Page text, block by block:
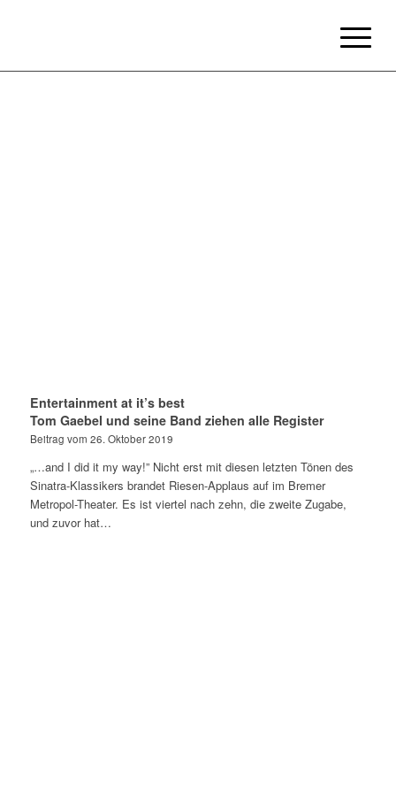
Entertainment at it’s best
Tom Gaebel und seine Band ziehen alle Register
Beitrag vom 26. Oktober 2019
„…and I did it my way!” Nicht erst mit diesen letzten Tönen des
Sinatra-Klassikers brandet Riesen-Applaus auf im Bremer
Metropol-Theater. Es ist viertel nach zehn, die zweite Zugabe,
und zuvor hat…